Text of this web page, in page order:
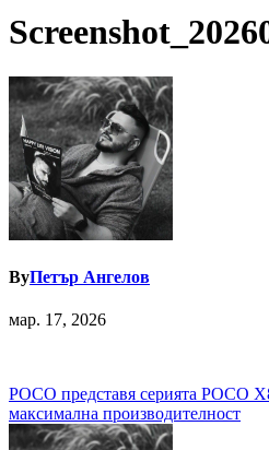
ByПетър Ангелов
мар. 17, 2026
Навигация
POCO представя серията POCO
максимална производителност